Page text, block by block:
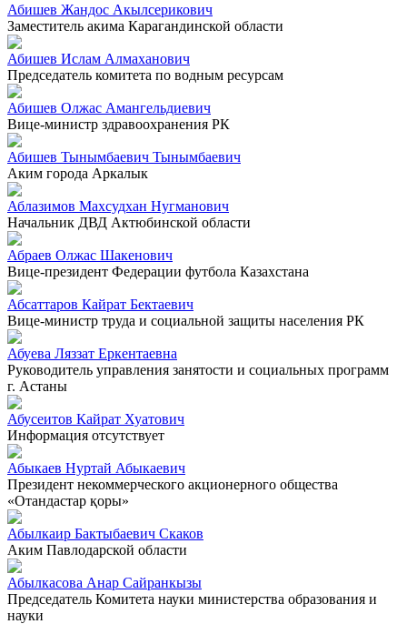
Абишев Жандос Акылсерикович
Заместитель акима Карагандинской области
Абишев Ислам Алмаханович
Председатель комитета по водным ресурсам
Абишев Олжас Амангельдиевич
Вице-министр здравоохранения РК
Абишев Тынымбаевич Тынымбаевич
Аким города Аркалык
Аблазимов Махсудхан Нугманович
Начальник ДВД Актюбинской области
Абраев Олжас Шакенович
Вице-президент Федерации футбола Казахстана
Абсаттаров Кайрат Бектаевич
Вице-министр труда и социальной защиты населения РК
Абуева Ляззат Еркентаевна
Руководитель управления занятости и социальных программ
г. Астаны
Абусеитов Кайрат Хуатович
Информация отсутствует
Абыкаев Нуртай Абыкаевич
Президент некоммерческого акционерного общества
«Отандастар қоры»
Абылкаир Бактыбаевич Скаков
Аким Павлодарской области
Абылкасова Анар Сайранкызы
Председатель Комитета науки министерства образования и
науки